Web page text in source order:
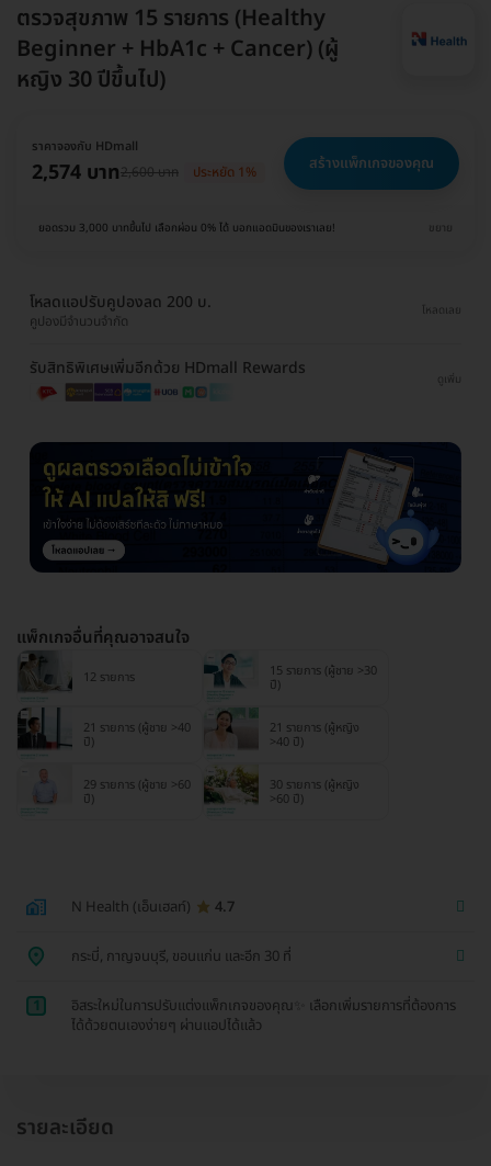
ตรวจสุขภาพ 15 รายการ (Healthy
Beginner + HbA1c + Cancer) (ผู้
หญิง 30 ปีขึ้นไป)
ราคาจองกับ HDmall
2,574 บาท2,600 บาท ประหยัด 1% สร้างแพ็กเกจของคุณ
ยอดรวม 3,000 บาทขึ้นไป เลือกผ่อน 0% ได้ บอกแอดมินของเราเลย! ขยาย
โหลดแอปรับคูปองลด 200 บ.
คูปองมีจำนวนจำกัด
โหลดเลย
รับสิทธิพิเศษเพิ่มอีกด้วย HDmall Rewards
ดูเพิ่ม
แพ็กเกจอื่นที่คุณอาจสนใจ
12 รายการ 15 รายการ (ผู้ชาย >30
ปี)
21 รายการ (ผู้ชาย >40
ปี)
21 รายการ (ผู้หญิง
>40 ปี)
29 รายการ (ผู้ชาย >60
ปี)
30 รายการ (ผู้หญิง
>60 ปี)
N Health (เอ็นเฮลท์) 4.7
กระบี่, กาญจนบุรี, ขอนแก่น และอีก 30 ที่
1
อิสระใหม่ในการปรับแต่งแพ็กเกจของคุณ✨ เลือกเพิ่มรายการที่ต้องการ
ได้ด้วยตนเองง่ายๆ ผ่านแอปได้แล้ว
รายละเอียด